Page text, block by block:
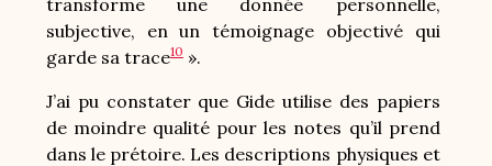
subjective, en un témoignage objectivé qui
garde sa trace10 ».
J’ai pu constater que Gide utilise des papiers
de moindre qualité pour les notes qu’il prend
dans le prétoire. Les descriptions physiques et